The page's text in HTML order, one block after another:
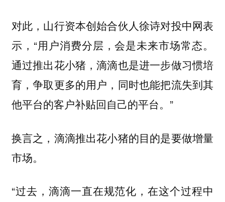
对此，山行资本创始合伙人徐诗对投中网表
示，“用户消费分层，会是未来市场常态。
通过推出花小猪，滴滴也是进一步做习惯培
育，争取更多的用户，同时也能把流失到其
他平台的客户补贴回自己的平台。”
换言之，滴滴推出花小猪的目的是要做增量
市场。
“过去，滴滴一直在规范化，在这个过程中